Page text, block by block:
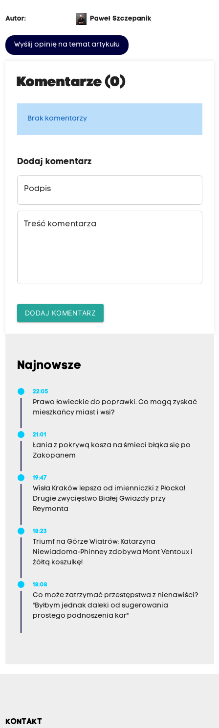
Autor: Paweł Szczepanik
Wyślij opinię na temat artykułu
Komentarze (0)
Brak komentarzy
Dodaj komentarz
Podpis
Treść komentarza
DODAJ KOMENTARZ
Najnowsze
22:05
Prawo łowieckie do poprawki. Co mogą zyskać
mieszkańcy miast i wsi?
21:01
Łania z pokrywą kosza na śmieci błąka się po
Zakopanem
19:47
Wisła Kraków lepsza od imienniczki z Płocka!
Drugie zwycięstwo Białej Gwiazdy przy
Reymonta
18:23
Triumf na Górze Wiatrów: Katarzyna
Niewiadoma-Phinney zdobywa Mont Ventoux i
żółtą koszulkę!
18:08
Co może zatrzymać przestępstwa z nienawiści?
"Byłbym jednak daleki od sugerowania
prostego podnoszenia kar"
KONTAKT